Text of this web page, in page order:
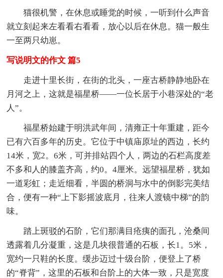
猫很机警，在休息或睡觉的时候，一听到什么声音
就立刻起来左看看右看看，放心以后在休息。猫一般生
一至两只幼崽。
写说明文的作文 篇5
走进十里长街，在街的北头，一座古桥静静地卧在
月河之上，这就是福星桥——一位长居于小巷深处的“老
人”。
福星桥始建于明洪武年间，清雍正十年重建，距今
已有六百多年的历史。它位于中镇庙原址的西边，长约
14米，宽2。6米，可并排站四个人，两边的石栏高度差
不多和人的膝盖齐高，约0。4厘米。远望福星桥，犹如
一道彩虹；走近细看，半圆的桥洞与水中的倒影完美结
合，便有一种“上下影摇波底月，往来人渡镜中梯”的韵
味。
踏上斑驳的石阶，它们那满目疮痍的面孔，沧桑间
透露着几分凝重，这是几块很普通的石板，长1。5米，
宽约一只鞋的长度。缓步迈过十级台阶，便登上了桥
的“脊背”，这里的石板和台阶上的大体一致，只是宽度